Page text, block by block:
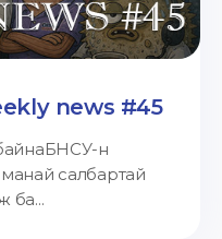
news #45
н
салбартай
ба...